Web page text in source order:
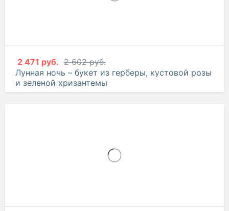
2 471 руб. 2 602 руб.
Лунная ночь – букет из герберы, кустовой розы
и зеленой хризантемы